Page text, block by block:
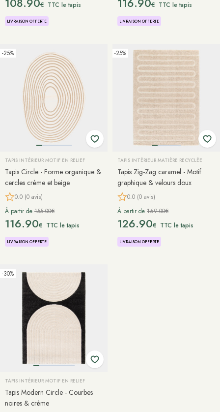
€ TTC le tapis
LIVRAISON OFFERTE
€ TTC le tapis
LIVRAISON OFFERTE
-25%
TAPIS INTÉRIEUR MOTIF EN RELIEF
Tapis Circle - Forme organique &
cercles crème et beige
0.0 (0 avis)
À partir de 155.00€
116.90€ TTC le tapis
LIVRAISON OFFERTE
-25%
TAPIS INTÉRIEUR MATIÈRE RECYCLÉE
Tapis Zig-Zag caramel - Motif
graphique & velours doux
0.0 (0 avis)
À partir de 169.00€
126.90€ TTC le tapis
LIVRAISON OFFERTE
-30%
TAPIS INTÉRIEUR MOTIF EN RELIEF
Tapis Modern Circle - Courbes
noires & crème